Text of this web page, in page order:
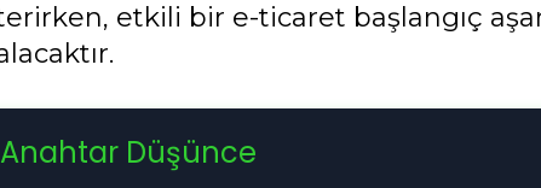
etkili bir e-ticaret başlangıç
Anahtar Düşünce